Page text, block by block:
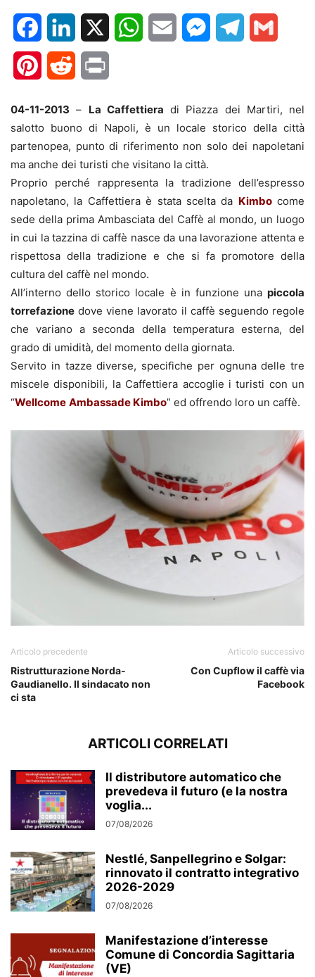
FacebookLinkedIn WhatsApp
Email MessengerTelegram
PinterestReddit
04-11-2013 – La Caffettiera di Piazza dei Martiri, nel
salotto buono di Napoli, è un locale storico della città
partenopea, punto di riferimento non solo dei napoletani
ma anche dei turisti che visitano la città.
Proprio perché rappresenta la tradizione dell’espresso
napoletano, la Caffettiera è stata scelta da Kimbocome
sede della prima Ambasciata del Caffè al mondo, un luogo
in cui la tazzina di caffè nasce da una lavorazione attenta e
rispettosa della tradizione e che si fa promotore della
cultura del caffè nel mondo.
All’interno dello storico locale è in funzione una piccola
torrefazione dove viene lavorato il caffè seguendo regole
che variano a seconda della temperatura esterna, del
grado di umidità, del momento della giornata.
Servito in tazze diverse, specifiche per ognuna delle tre
miscele disponibili, la Caffettiera accoglie i turisti con un
“Wellcome Ambassade Kimbo” ed offrendo loro un caffè.
Articolo precedente
Ristrutturazione Norda-
Gaudianello. Il sindacato non
ci sta
Articolo successivo
Con Cupflow il caffè via
Facebook
ARTICOLI CORRELATI
Il distributore automatico che
prevedeva il futuro (e la nostra
voglia...
07/08/2026
Nestlé, Sanpellegrino e Solgar:
rinnovato il contratto integrativo
2026-2029
07/08/2026
Manifestazione d’interesse
Comune di Concordia Sagittaria
(VE)